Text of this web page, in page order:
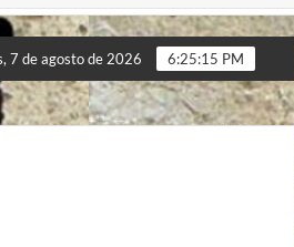
Incursión militar en la UAEM
Incursión militar en la UAEM
7 de agosto de 2026 6:25:16 PM